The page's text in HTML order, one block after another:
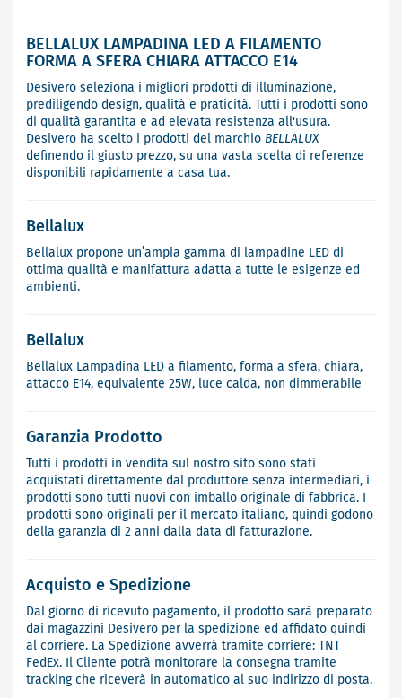
BELLALUX LAMPADINA LED A FILAMENTO
FORMA A SFERA CHIARA ATTACCO E14
Desivero seleziona i migliori prodotti di illuminazione,
prediligendo design, qualità e praticità. Tutti i prodotti sono
di qualità garantita e ad elevata resistenza all'usura.
Desivero ha scelto i prodotti del marchio BELLALUX
definendo il giusto prezzo, su una vasta scelta di referenze
disponibili rapidamente a casa tua.
Bellalux
Bellalux propone un’ampia gamma di lampadine LED di
ottima qualità e manifattura adatta a tutte le esigenze ed
ambienti.
Bellalux
Bellalux Lampadina LED a filamento, forma a sfera, chiara,
attacco E14, equivalente 25W, luce calda, non dimmerabile
Garanzia Prodotto
Tutti i prodotti in vendita sul nostro sito sono stati
acquistati direttamente dal produttore senza intermediari, i
prodotti sono tutti nuovi con imballo originale di fabbrica. I
prodotti sono originali per il mercato italiano, quindi godono
della garanzia di 2 anni dalla data di fatturazione.
Acquisto e Spedizione
Dal giorno di ricevuto pagamento, il prodotto sarà preparato
dai magazzini Desivero per la spedizione ed affidato quindi
al corriere. La Spedizione avverrà tramite corriere: TNT
FedEx. Il Cliente potrà monitorare la consegna tramite
tracking che riceverà in automatico al suo indirizzo di posta.